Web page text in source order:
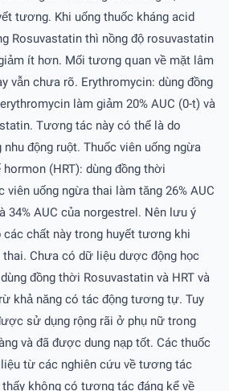
tương. Khi uống thuốc kháng acid
Rosuvastatin thì nồng độ rosuvastatin
ít hơn. Mối tương quan về mặt lâm
vẫn chưa rõ. Erythromycin: dùng đồng
làm giảm 20% AUC (0-t) và
Tương tác này có thể là do
động ruột. Thuốc viên uống ngừa
(HRT): dùng đồng thời
viên uống ngừa thai làm tăng 26% AUC
34% AUC của norgestrel. Nên lưu ý
các chất này trong huyết tương khi
thai. Chưa có dữ liệu dược động học
đồng thời Rosuvastatin và HRT và
khả năng có tác động tương tự. Tuy
sử dụng rộng rãi ở phụ nữ trong
và đã được dung nạp tốt. Các thuốc
từ các nghiên cứu về tương tác
không có tương tác đáng kể về